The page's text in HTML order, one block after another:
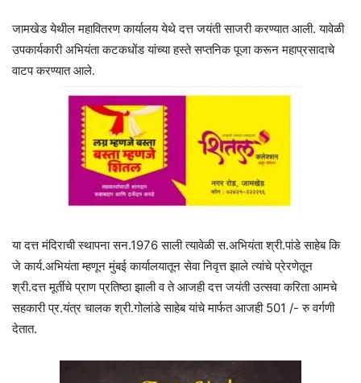
जामखेड येथील महावितरण कार्यालय येथे दत्त जयंती साजरी करण्यात आली. यावेळी
उपकार्यकारी अभियंता कटकधोंड यांच्या हस्ते सप्तनिक पूजा करून महाप्रसादाचे
वाटप करण्यात आले.
या दत्त मंदिराची स्थापना सन.1976 साली त्यावेळी स.अभियंता श्री.पांडे साहेब कि
जे कार्य.अभियंता म्हणून मुंबई कार्यालयातून सेवा निवृत्त झाले त्यांचे प्रेरणेतून
श्री.दत्त मूर्तीचे प्राण प्रतिष्ठा झाली व ते आजही दत्त जयंती उत्सवा करिता आमचे
सहकारी प्र.यंत्र चालक श्री.गोलांडे साहेब यांचे मार्फत आजही 501 /- रु वर्गणी
देतात.